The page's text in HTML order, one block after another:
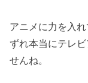
アニメに力を入
ずれ本当にテレ
せんね。